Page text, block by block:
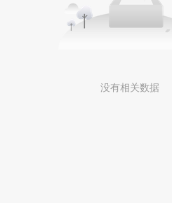
没有相关数据